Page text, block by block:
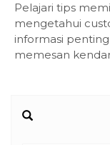
Pelajari tips
mengetahui
informasi
memesan